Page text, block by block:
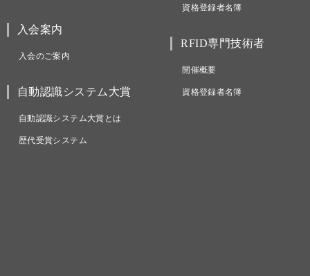
入会案内
入会のご案内
自動認識システム大賞
自動認識システム大賞とは
歴代受賞システム
資格登録者名簿
RFID専門技術者
開催概要
資格登録者名簿